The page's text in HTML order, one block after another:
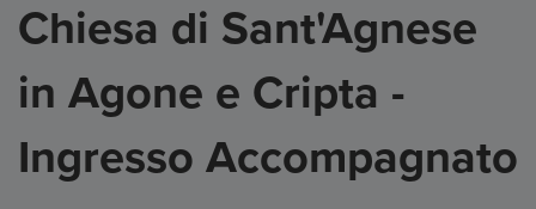
Chiesa di Sant'Agnese
in Agone e Cripta -
Ingresso Accompagnato